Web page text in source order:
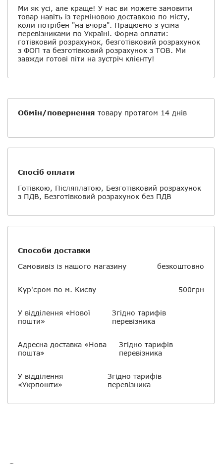
Ми як усі, але краще! У нас ви можете замовити
товар навіть із терміновою доставкою по місту,
коли потрібен "на вчора". Працюємо з усіма
перевізниками по Україні. Форма оплати:
готівковий розрахунок, безготівковий розрахунок
з ФОП та безготівковий розрахунок з ТОВ. Ми
завжди готові піти на зустріч клієнту!
Обмін/повернення товару протягом 14 днів
Спосіб оплати
Готівкою, Післяплатою, Безготівковий розрахунок
з ПДВ, Безготівковий розрахунок без ПДВ
Способи доставки
Самовивіз із нашого магазину
безкоштовно
Кур'єром по м. Києву 500грн
У відділення «Нової
пошти»
Згідно тарифів
перевізника
Адресна доставка «Нова
пошта»
Згідно тарифів
перевізника
У відділення
«Укрпошти»
Згідно тарифів
перевізника